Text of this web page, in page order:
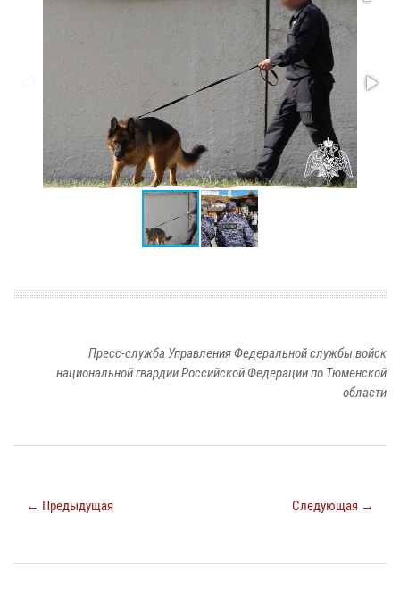
Пресс-служба Управления Федеральной службы войск
национальной гвардии Российской Федерации по Тюменской
области
← Предыдущая Следующая →